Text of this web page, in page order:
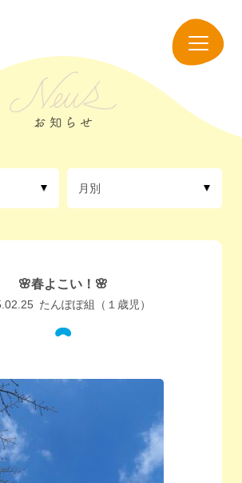
月別
🌸春よこい！🌸
たんぽぽ組（１歳児）